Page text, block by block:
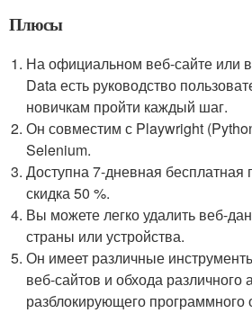
Плюсы
На официальном веб-сайте или
Data есть руководство
новичкам пройти каждый шаг.
Он совместим с Playwright
Selenium.
Доступна 7-дневная бесплатная
скидка 50 %.
Вы можете легко удалить веб-
страны или устройства.
Он имеет различные
веб-сайтов и обхода различного
разблокирующего программного